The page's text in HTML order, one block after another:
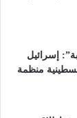
إسرائيل
منظمة